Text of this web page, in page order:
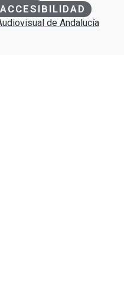
de Andalucía